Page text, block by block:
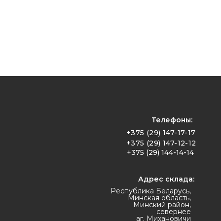
+375 (29) 144-14-14
+375 (29) 147-17-17
+375 (29) 147-12-12
Телефоны:
Адрес склада:
Республика Беларусь,
Минская область,
Минский район,
севернее
аг. Михановичи